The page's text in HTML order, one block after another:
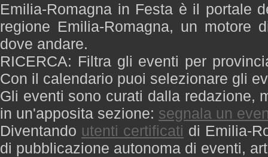
Emilia-Romagna in Festa è il portale
regione Emilia-Romagna, un motore
dove andare.
RICERCA: Filtra gli eventi per
Con il calendario puoi selezionare gli
Gli eventi sono curati dalla redazione,
in un'apposita sezione: segnala un
Diventando utenti certificati di Emilia-
di pubblicazione autonoma di eventi,